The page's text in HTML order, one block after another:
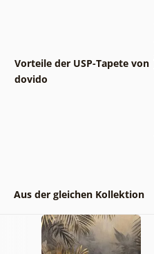
Vorteile der USP-Tapete von
dovido
Aus der gleichen Kollektion